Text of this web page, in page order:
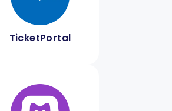
TicketPortal